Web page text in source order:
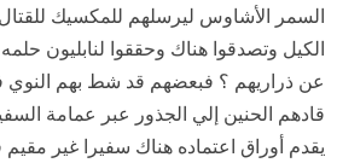
السمر الأشاوس ليرسلهم للمكسيك
الكيل وتصدقوا هناك وحققوا لنابليون
عن ذراريهم ؟ فبعضهم قد شط بهم النوي
قادهم الحنين إلي الجذور عبر عمامة
يقدم أوراق اعتماده هناك سفيرا غير